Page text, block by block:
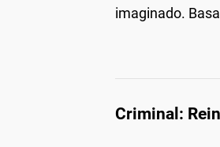
imaginado.
Criminal: